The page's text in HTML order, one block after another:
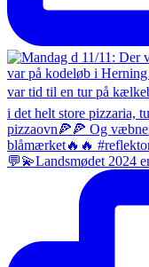
💬💫Landsmødet 2024